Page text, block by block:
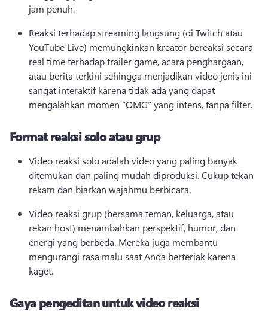
jam penuh.
Reaksi terhadap streaming langsung (di Twitch atau
YouTube Live) memungkinkan kreator bereaksi secara
real time terhadap trailer game, acara penghargaan,
atau berita terkini sehingga menjadikan video jenis ini
sangat interaktif karena tidak ada yang dapat
mengalahkan momen “OMG” yang intens, tanpa filter.
Format reaksi solo atau grup
Video reaksi solo adalah video yang paling banyak
ditemukan dan paling mudah diproduksi. Cukup tekan
rekam dan biarkan wajahmu berbicara.
Video reaksi grup (bersama teman, keluarga, atau
rekan host) menambahkan perspektif, humor, dan
energi yang berbeda. Mereka juga membantu
mengurangi rasa malu saat Anda berteriak karena
kaget.
Gaya pengeditan untuk video reaksi